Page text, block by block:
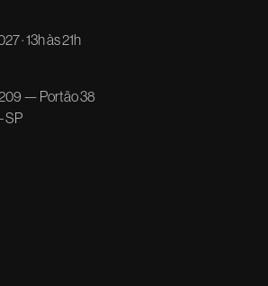
· 13h às 21h
— Portão 38
SP